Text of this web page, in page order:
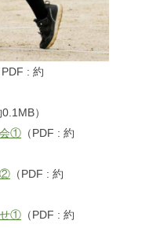
PDF : 約
）
① （PDF : 約
② （PDF : 約
① （PDF : 約